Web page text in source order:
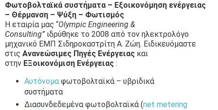
Φωτοβολταϊκά συστήματα – Εξοικονόμηση ενέργειας
– Θέρμανση – Ψύξη – Φωτισμός
Η εταιρία μας “Olympic Engineering &
Consulting” ιδρύθηκε το 2008 από τον ηλεκτρολόγο
μηχανικό ΕΜΠ Σιδηροκαστρίτη Α. Ζώη. Ειδικευόμαστε
στις Ανανεώσιμες Πηγές Ενέργειας και
στην ΕΞοικονόμιση Ενέργειας :
Αυτόνομα φωτοβολταϊκά – υβριδικά
συστήματα
Διασυνδεδεμένα φωτοβολταϊκά (net metering